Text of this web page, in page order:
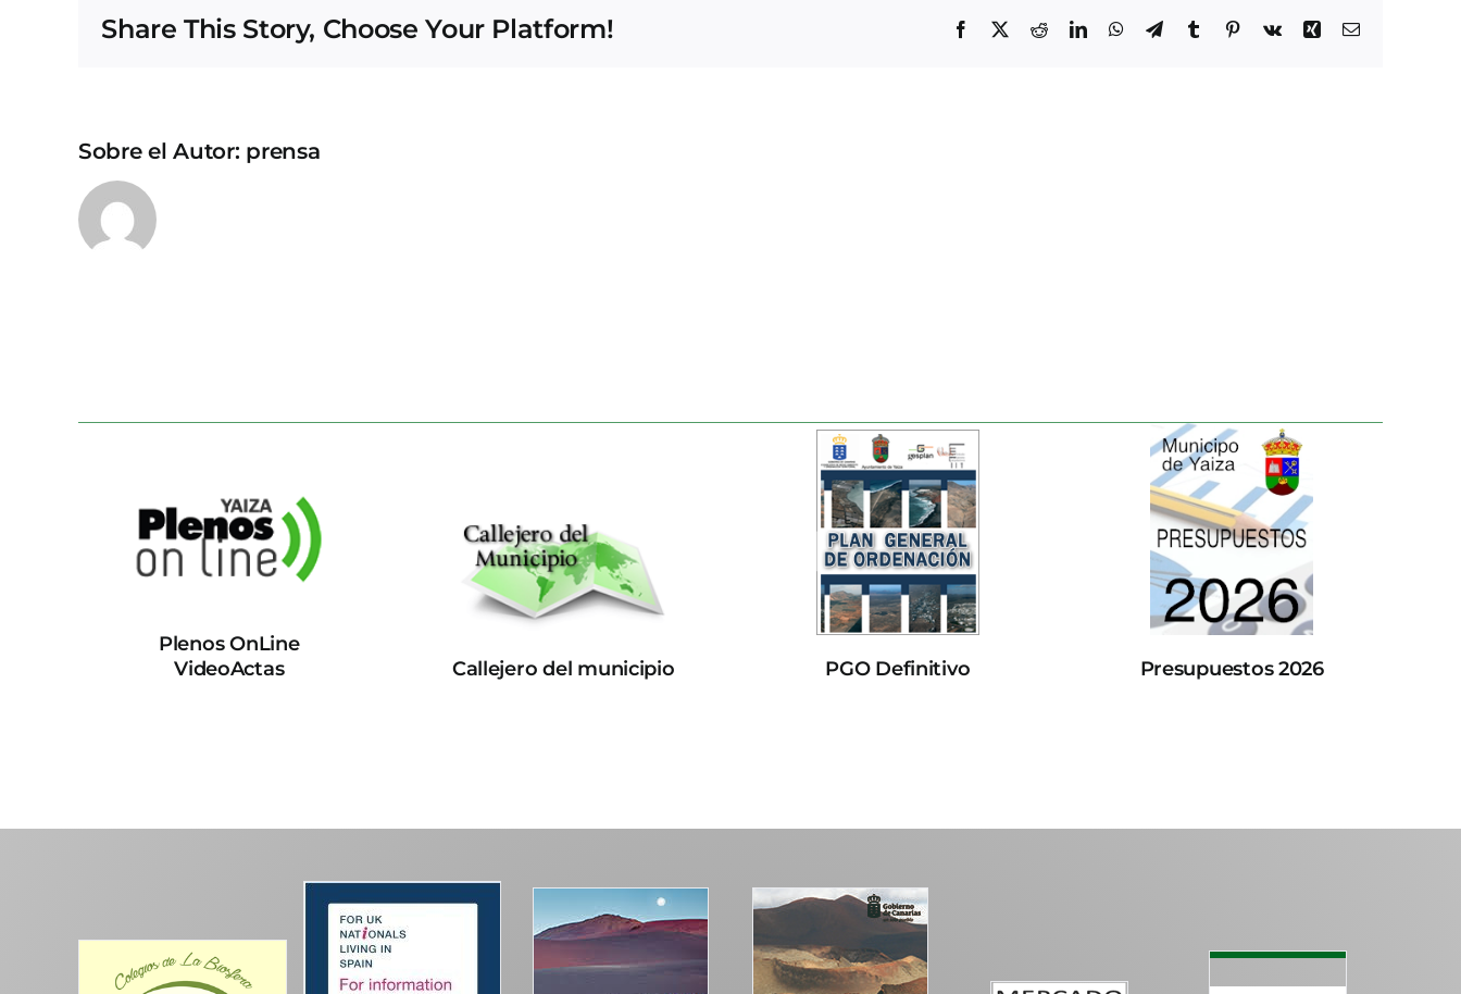
Share This Story, Choose Your Platform! Facebook
X RedditLinkedInWhatsApp
TelegramTumblrPinterest
Vk Xing Correo
Sobre el Autor: prensa
Plenos OnLine
VideoActas
Callejero del municipio PGO Definitivo Presupuestos 2026